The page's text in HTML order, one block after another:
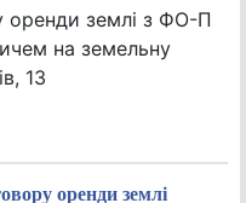
оренди землі з ФО-П
на земельну
13
оренди землі